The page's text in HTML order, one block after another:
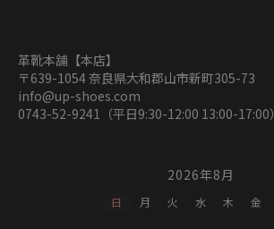
革靴本舗【本店】
〒639-1054 奈良県大和郡山市新町305-73
info@up-shoes.com
0743-52-9241（平日9:30-12:00 13:00-17:00）
2026年8月
日 月 火 水 木 金